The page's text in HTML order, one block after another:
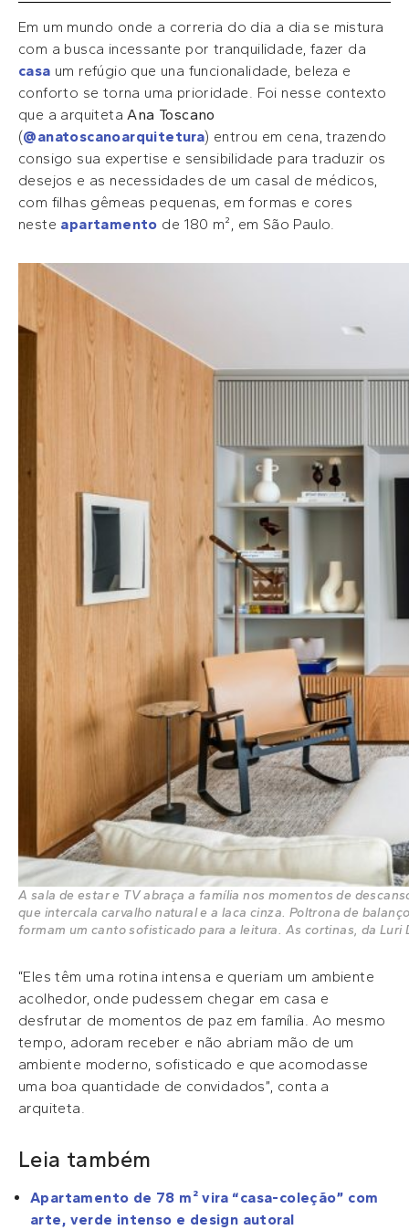
Em um mundo onde a correria do dia a dia se mistura
com a busca incessante por tranquilidade, fazer da
casa um refúgio que una funcionalidade, beleza e
conforto se torna uma prioridade. Foi nesse contexto
que a arquitetaAna Toscano
(@anatoscanoarquitetura) entrou em cena, trazendo
consigo sua expertise e sensibilidade para traduzir os
desejos e as necessidades de um casal de médicos,
com filhas gêmeas pequenas, em formas e cores
neste apartamento de 180 m², em São Paulo.
A sala de estar e TV abraça a família nos momentos de
que intercala carvalho natural e a laca cinza. Poltrona de
formam um canto sofisticado para a leitura. As cortinas, da
“Eles têm uma rotina intensa e queriam um ambiente
acolhedor, onde pudessem chegar em casa e
desfrutar de momentos de paz em família. Ao mesmo
tempo, adoram receber e não abriam mão de um
ambiente moderno, sofisticado e que acomodasse
uma boa quantidade de convidados”, conta a
arquiteta.
Leia também
Apartamento de 78 m² vira “casa-coleção” com
arte, verde intenso e design autoral